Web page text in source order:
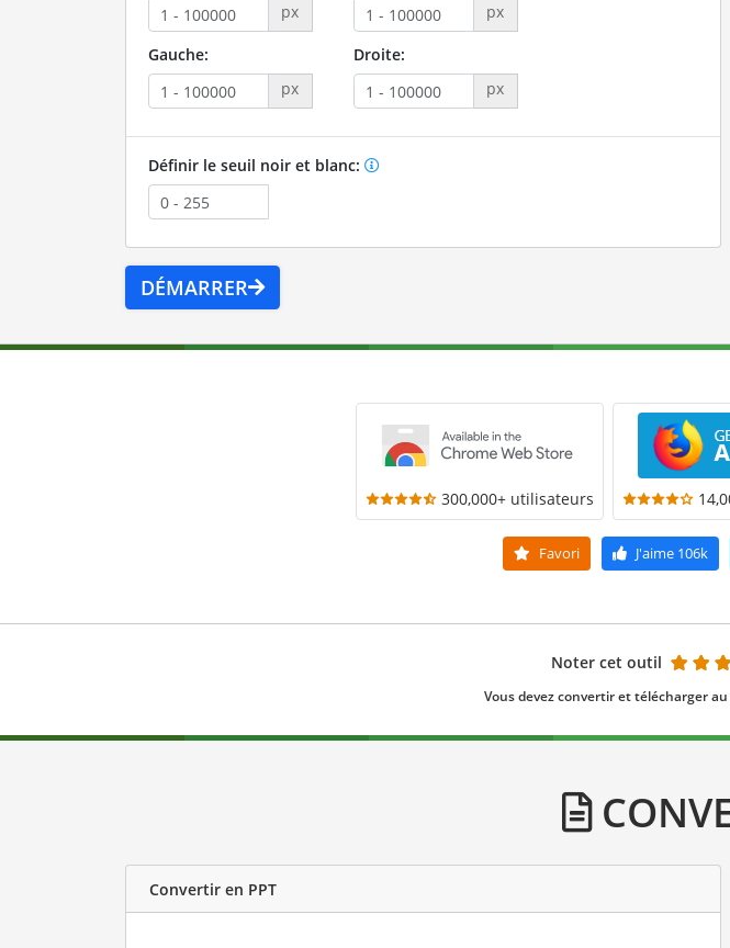
px
px
Gauche:
px
Droite:
px
Définir le seuil noir et blanc:
DÉMARRER
300,000+ utilisateurs
Favori J'aime106k
Noter cet outil
Vous devez convertir et télécharger
Convertir en PPT